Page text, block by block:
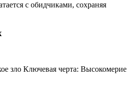
с обидчиками, сохраняя
зло Ключевая черта: Высокомерие